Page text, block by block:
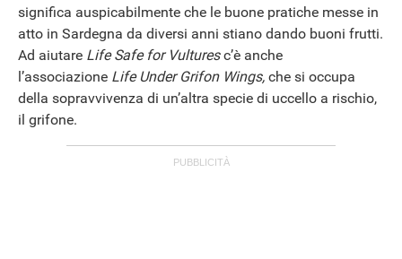
significa auspicabilmente che le buone pratiche messe in
atto in Sardegna da diversi anni stiano dando buoni frutti.
Ad aiutare Life Safe for Vulturesc’è anche
l’associazione Life Under Grifon Wings, che si occupa
della sopravvivenza di un’altra specie di uccello a rischio,
il grifone.